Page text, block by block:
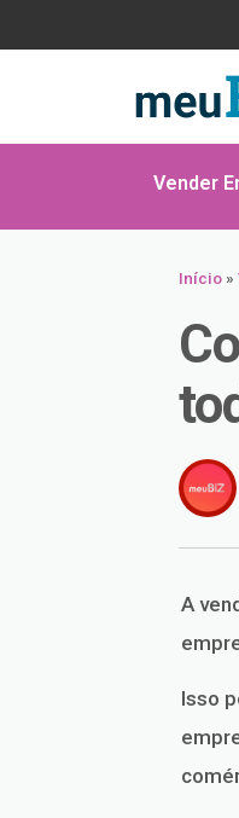
Vender
Início»
A
Isso